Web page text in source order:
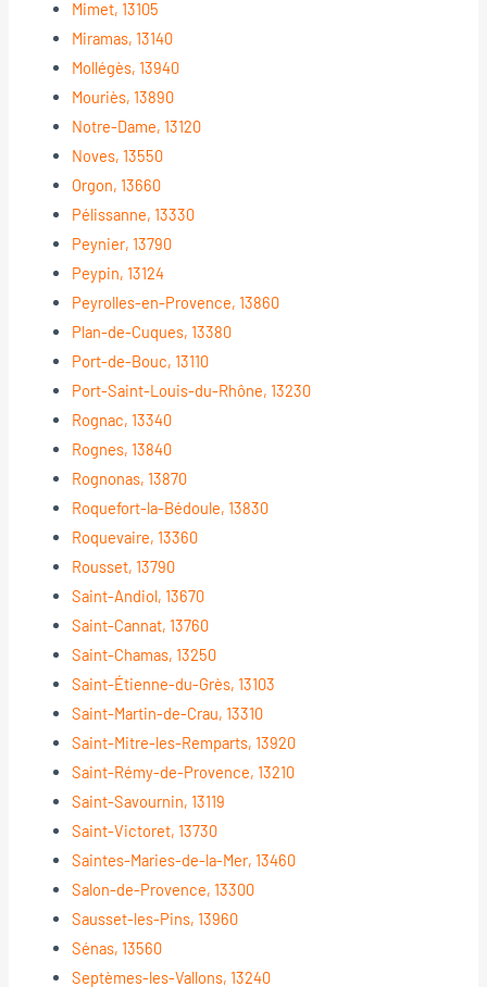
Mimet, 13105
Miramas, 13140
Mollégès, 13940
Mouriès, 13890
Notre-Dame, 13120
Noves, 13550
Orgon, 13660
Pélissanne, 13330
Peynier, 13790
Peypin, 13124
Peyrolles-en-Provence, 13860
Plan-de-Cuques, 13380
Port-de-Bouc, 13110
Port-Saint-Louis-du-Rhône, 13230
Rognac, 13340
Rognes, 13840
Rognonas, 13870
Roquefort-la-Bédoule, 13830
Roquevaire, 13360
Rousset, 13790
Saint-Andiol, 13670
Saint-Cannat, 13760
Saint-Chamas, 13250
Saint-Étienne-du-Grès, 13103
Saint-Martin-de-Crau, 13310
Saint-Mitre-les-Remparts, 13920
Saint-Rémy-de-Provence, 13210
Saint-Savournin, 13119
Saint-Victoret, 13730
Saintes-Maries-de-la-Mer, 13460
Salon-de-Provence, 13300
Sausset-les-Pins, 13960
Sénas, 13560
Septèmes-les-Vallons, 13240